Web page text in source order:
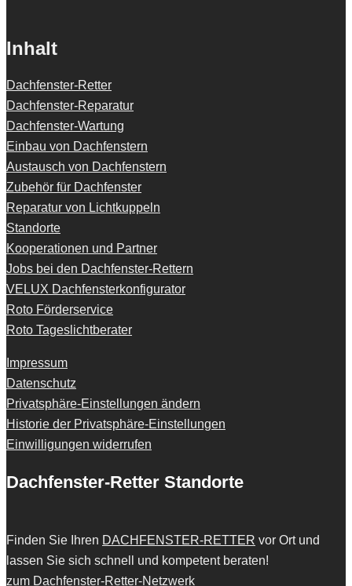
Inhalt
Dachfenster-Retter
Dachfenster-Reparatur
Dachfenster-Wartung
Einbau von Dachfenstern
Austausch von Dachfenstern
Zubehör für Dachfenster
Reparatur von Lichtkuppeln
Standorte
Kooperationen und Partner
Jobs bei den Dachfenster-Rettern
VELUX Dachfensterkonfigurator
Roto Förderservice
Roto Tageslichtberater
Impressum
Datenschutz
Privatsphäre-Einstellungen ändern
Historie der Privatsphäre-Einstellungen
Einwilligungen widerrufen
Dachfenster-Retter Standorte
Finden Sie Ihren DACHFENSTER-RETTER vor Ort und
lassen Sie sich schnell und kompetent beraten!
zum Dachfenster-Retter-Netzwerk